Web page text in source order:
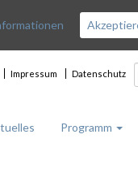
Impressum Datenschutz
Programm